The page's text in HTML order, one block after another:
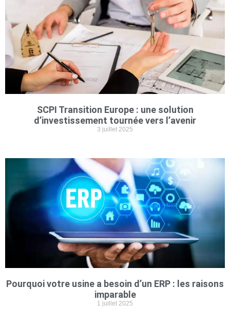
SCPI Transition Europe : une solution
d’investissement tournée vers l’avenir
3 juillet 2025
Pourquoi votre usine a besoin d’un ERP : les raisons
imparable
1 juillet 2025